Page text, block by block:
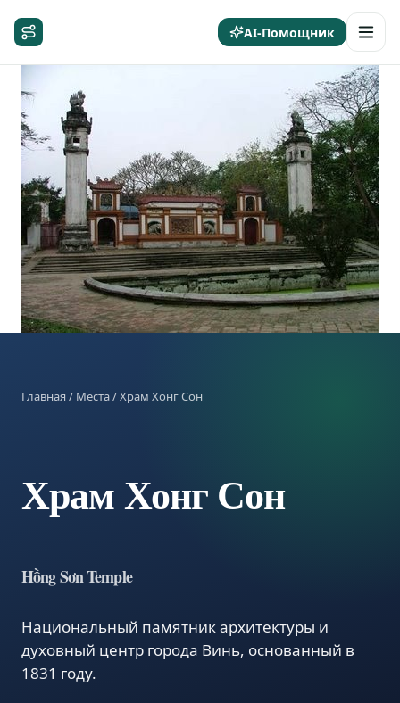
AI-Помощник
Главная/ Места/ Храм Хонг Сон
Храм Хонг Сон
Hồng Sơn Temple
Национальный памятник архитектуры и
духовный центр города Винь, основанный в
1831 году.